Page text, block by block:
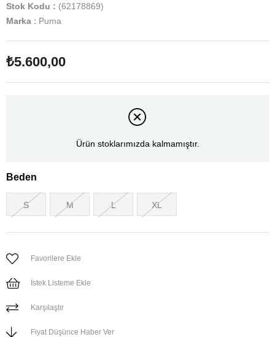
Stok Kodu
(62178869)
Marka : Puma
₺5.600,00
Ürün stoklarımızda kalmamıştır.
Beden
S M L XL
Favorilere Ekle
İstek Listeme Ekle
Karşılaştır
Fiyat Düşünce Haber Ver